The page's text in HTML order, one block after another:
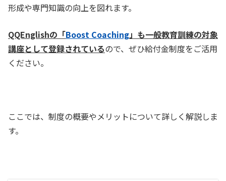
形成や専門知識の向上を図れます。
QQEnglishの「Boost Coaching」も一般教育訓練の対象
講座として登録されているので、ぜひ給付金制度をご活用
ください。
ここでは、制度の概要やメリットについて詳しく解説しま
す。